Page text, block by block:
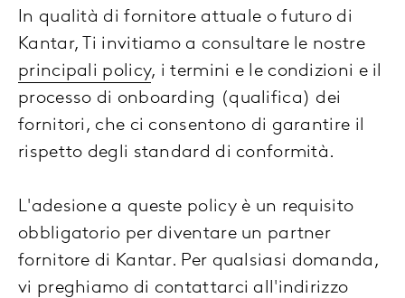
In qualità di fornitore attuale o futuro di
Kantar, Ti invitiamo a consultare le nostre
principali policy, i termini e le condizioni e il
processo di onboarding (qualifica) dei
fornitori, che ci consentono di garantire il
rispetto degli standard di conformità.
L'adesione a queste policy è un requisito
obbligatorio per diventare un partner
fornitore di Kantar. Per qualsiasi domanda,
vi preghiamo di contattarci all'indirizzo